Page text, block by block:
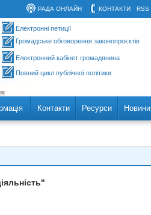
RSS
КОНТАКТИ
РАДА ОНЛАЙН
Електронні петиції
Громадське обговорення законопроєктів
Електронний кабінет громадянина
Повний цикл публічної політики
Контакти Ресурси Новини